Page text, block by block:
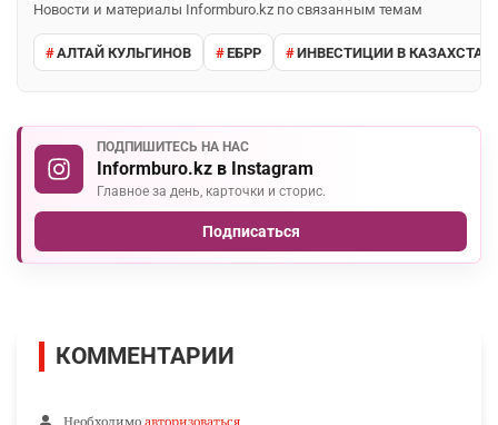
Новости и материалы Informburo.kz по связанным темам
АЛТАЙ КУЛЬГИНОВ ЕБРР ИНВЕСТИЦИИ В КАЗАХСТАН
ПОДПИШИТЕСЬ НА НАС
Informburo.kz в Instagram
Главное за день, карточки и сторис.
Подписаться
КОММЕНТАРИИ
Необходимо авторизоваться